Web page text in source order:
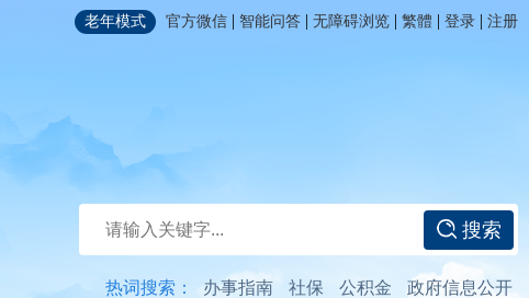
老年模式 官方微信 | 智能问答 | 无障碍浏览 | 繁體 | 登录 | 注册
搜索
热词搜索： 办事指南 社保 公积金 政府信息公开